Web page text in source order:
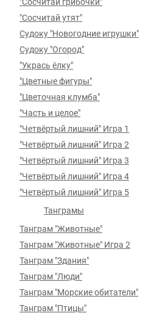
"Сосчитай утят"
Судоку "Новогодние игрушки"
Судоку "Огород"
"Укрась ёлку"
"Цветные фигуры"
"Цветочная клумба"
"Часть и целое"
"Четвёртый лишний" Игра 1
"Четвёртый лишний" Игра 2
"Четвёртый лишний" Игра 3
"Четвёртый лишний" Игра 4
"Четвёртый лишний" Игра 5
Танграмы
Танграм "Животные"
Танграм "Животные" Игра 2
Танграм "Здания"
Танграм "Люди"
Танграм "Морские обитатели"
Танграм "Птицы"